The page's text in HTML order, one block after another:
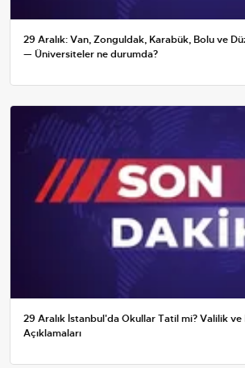
29 Aralık: Van, Zonguldak, Karabük, Bolu ve
— Üniversiteler ne durumda?
29 Aralık İstanbul'da Okullar Tatil mi? Valilik
Açıklamaları